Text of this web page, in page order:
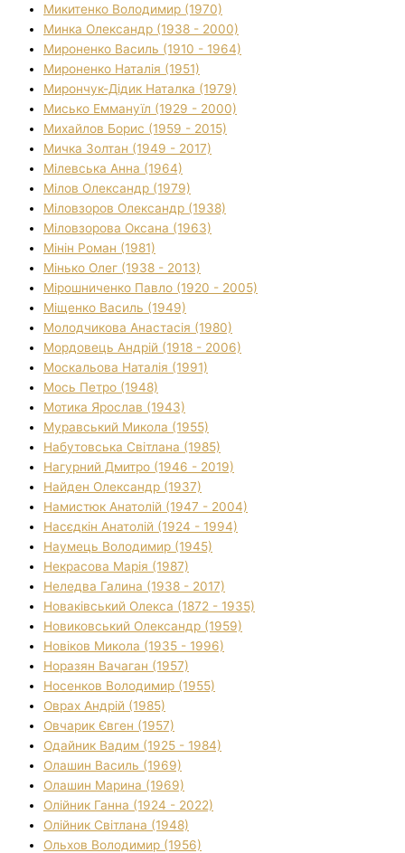
Микитенко Володимир (1970)
Минка Олександр (1938 - 2000)
Мироненко Василь (1910 - 1964)
Мироненко Наталія (1951)
Мирончук-Дідик Наталка (1979)
Мисько Еммануїл (1929 - 2000)
Михайлов Борис (1959 - 2015)
Мичка Золтан (1949 - 2017)
Мілевська Анна (1964)
Мілов Олександр (1979)
Міловзоров Олександр (1938)
Міловзорова Оксана (1963)
Мінін Роман (1981)
Мінько Олег (1938 - 2013)
Мірошниченко Павло (1920 - 2005)
Міщенко Василь (1949)
Молодчикова Анастасія (1980)
Мордовець Андрій (1918 - 2006)
Москальова Наталія (1991)
Мось Петро (1948)
Мотика Ярослав (1943)
Муравський Микола (1955)
Набутовська Світлана (1985)
Нагурний Дмитро (1946 - 2019)
Найден Олександр (1937)
Намистюк Анатолій (1947 - 2004)
Насєдкін Анатолій (1924 - 1994)
Наумець Володимир (1945)
Некрасова Марія (1987)
Неледва Галина (1938 - 2017)
Новаківський Олекса (1872 - 1935)
Новиковський Олександр (1959)
Новіков Микола (1935 - 1996)
Норазян Вачаган (1957)
Носенков Володимир (1955)
Оврах Андрій (1985)
Овчарик Євген (1957)
Одайник Вадим (1925 - 1984)
Олашин Василь (1969)
Олашин Марина (1969)
Олійник Ганна (1924 - 2022)
Олійник Світлана (1948)
Ольхов Володимир (1956)